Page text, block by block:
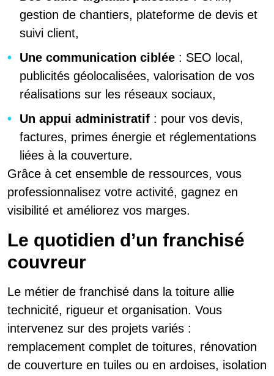
gestion de chantiers, plateforme de devis et
suivi client,
Une communication ciblée : SEO local,
publicités géolocalisées, valorisation de vos
réalisations sur les réseaux sociaux,
Un appui administratif : pour vos devis,
factures, primes énergie et réglementations
liées à la couverture.
Grâce à cet ensemble de ressources, vous
professionnalisez votre activité, gagnez en
visibilité et améliorez vos marges.
Le quotidien d’un franchisé
couvreur
Le métier de franchisé dans la toiture allie
technicité, rigueur et organisation. Vous
intervenez sur des projets variés :
remplacement complet de toitures, rénovation
de couverture en tuiles ou en ardoises, isolation